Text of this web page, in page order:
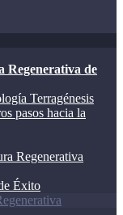
de
Terragénesis
pasos hacia la
Regenerativa
Éxito